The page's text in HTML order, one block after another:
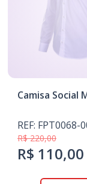
Camisa Social
REF: FPT0068-
R$ 220,00
R$ 110,00